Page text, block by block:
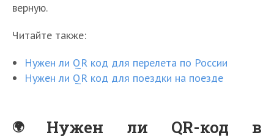
верную.
Читайте также:
Нужен ли QR код для перелета по России
Нужен ли QR код для поездки на поезде
Нужен ли QR-код в